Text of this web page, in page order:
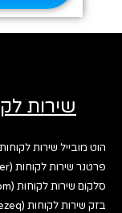
שירות
הוט מובייל שירות לקוחות (Hot Mobile)
פרטנר שירות לקוחות (Partner)
סלקום שירות לקוחות (Cellcom)
בזק שירות לקוחות (Bezeq)